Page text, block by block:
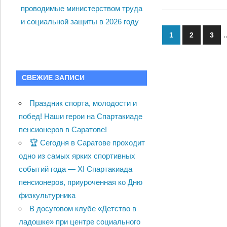
1 2 3
проводимые министерством труда
и социальной защиты в 2026 году
СВЕЖИЕ ЗАПИСИ
Праздник спорта, молодости и
побед! Наши герои на Спартакиаде
пенсионеров в Саратове!
🏆 Сегодня в Саратове проходит
одно из самых ярких спортивных
событий года — XI Спартакиада
пенсионеров, приуроченная ко Дню
физкультурника
В досуговом клубе «Детство в
ладошке» при центре социального